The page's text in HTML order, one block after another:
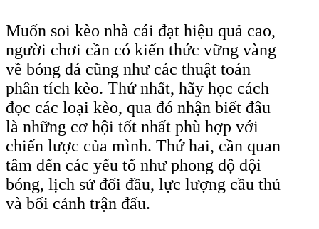
Muốn soi kèo nhà cái đạt hiệu quả cao,
người chơi cần có kiến thức vững vàng
về bóng đá cũng như các thuật toán
phân tích kèo. Thứ nhất, hãy học cách
đọc các loại kèo, qua đó nhận biết đâu
là những cơ hội tốt nhất phù hợp với
chiến lược của mình. Thứ hai, cần quan
tâm đến các yếu tố như phong độ đội
bóng, lịch sử đối đầu, lực lượng cầu thủ
và bối cảnh trận đấu.